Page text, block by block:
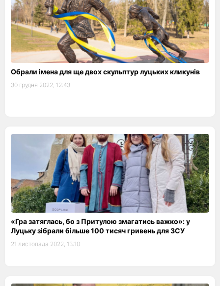
Обрали імена для ще двох скульптур луцьких кликунів
30 грудня 2022, 12:43
«Гра затяглась, бо з Притулою змагатись важко»: у
Луцьку зібрали більше 100 тисяч гривень для ЗСУ
21 листопада 2022, 13:10